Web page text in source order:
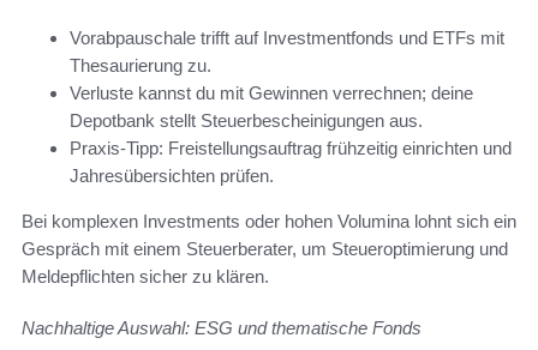
Vorabpauschale trifft auf Investmentfonds und ETFs mit
Thesaurierung zu.
Verluste kannst du mit Gewinnen verrechnen; deine
Depotbank stellt Steuerbescheinigungen aus.
Praxis-Tipp: Freistellungsauftrag frühzeitig einrichten und
Jahresübersichten prüfen.
Bei komplexen Investments oder hohen Volumina lohnt sich ein
Gespräch mit einem Steuerberater, um Steueroptimierung und
Meldepflichten sicher zu klären.
Nachhaltige Auswahl: ESG und thematische Fonds